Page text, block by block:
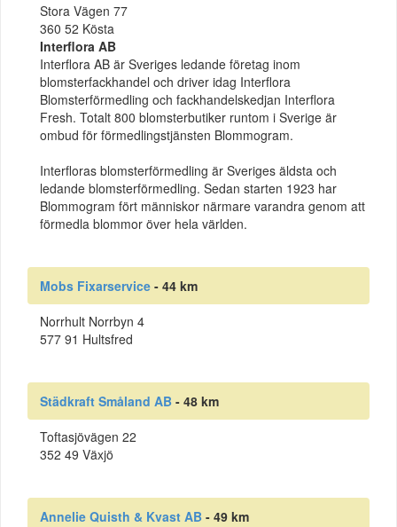
Stora Vägen 77
360 52 Kösta
Interflora AB
Interflora AB är Sveriges ledande företag inom
blomsterfackhandel och driver idag Interflora
Blomsterförmedling och fackhandelskedjan Interflora
Fresh. Totalt 800 blomsterbutiker runtom i Sverige är
ombud för förmedlingstjänsten Blommogram.
Interfloras blomsterförmedling är Sveriges äldsta och
ledande blomsterförmedling. Sedan starten 1923 har
Blommogram fört människor närmare varandra genom att
förmedla blommor över hela världen.
Mobs Fixarservice - 44 km
Norrhult Norrbyn 4
577 91 Hultsfred
Städkraft Småland AB - 48 km
Toftasjövägen 22
352 49 Växjö
Annelie Quisth & Kvast AB - 49 km